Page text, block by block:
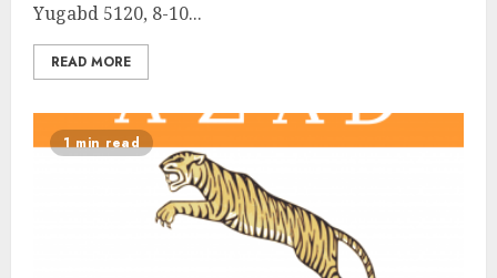
Yugabd 5120, 8-10...
READ MORE
1 min read